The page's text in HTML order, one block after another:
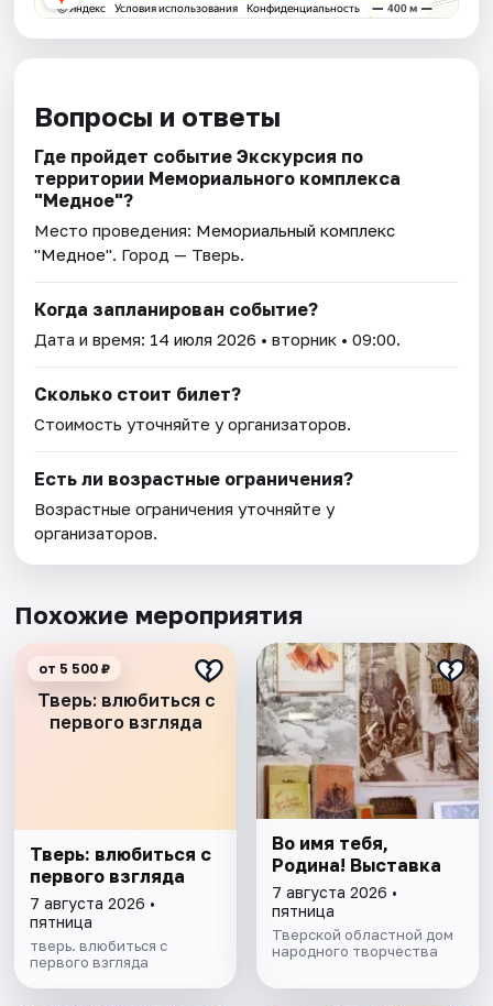
Вопросы и ответы
Где пройдет событие Экскурсия по
территории Мемориального комплекса
"Медное"?
Место проведения: Мемориальный комплекс
"Медное". Город — Тверь.
Когда запланирован событие?
Дата и время: 14 июля 2026 • вторник • 09:00.
Сколько стоит билет?
Стоимость уточняйте у организаторов.
Есть ли возрастные ограничения?
Возрастные ограничения уточняйте у
организаторов.
Похожие мероприятия
Тверь: влюбиться с
первого взгляда
от 5 500 ₽
Тверь: влюбиться с
первого взгляда
7 августа 2026 •
пятница
тверь. влюбиться с
первого взгляда
Во имя тебя,
Родина! Выставка
7 августа 2026 •
пятница
Тверской областной дом
народного творчества